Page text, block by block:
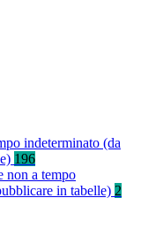
indeterminato (da
196
non a tempo
in tabelle) 2